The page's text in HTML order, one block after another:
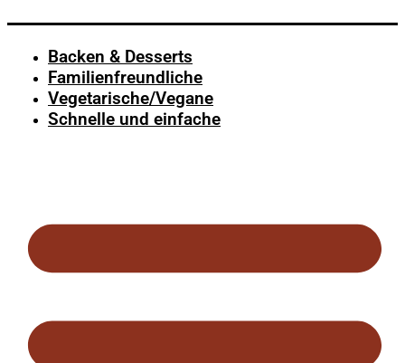
Backen & Desserts
Familienfreundliche
Vegetarische/Vegane
Schnelle und einfache